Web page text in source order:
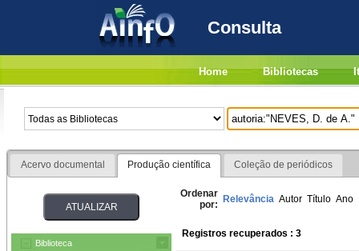
Consulta
Home Bibliotecas
Acervo documental Produção científica Coleção de periódicos
Biblioteca
Ordenar
por: Relevância Autor Título Ano
Registros recuperados : 3